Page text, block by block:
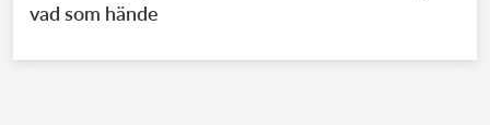
vad som hände